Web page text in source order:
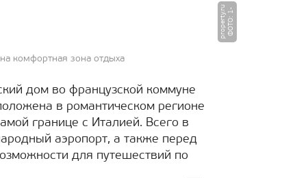
Ф
О
Т
О
:
1
-
p
r
o
p
e
r
t
y.
r
u
комфортная зона отдыха
дом во французской коммуне
в романтическом регионе
границе с Италией. Всего в
аэропорт, а также перед
для путешествий по